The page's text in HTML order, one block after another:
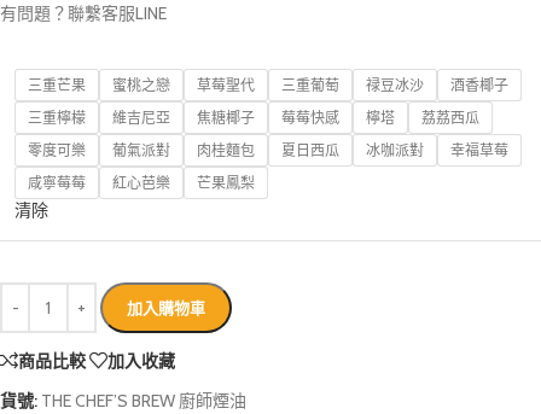
有問題？聯繫客服LINE
三重芒果 蜜桃之戀 草莓聖代 三重葡萄 禄豆冰沙
酒香椰子
三重檸檬
維吉尼亞 焦糖椰子 莓莓快感 檸塔
荔荔西瓜
零度可樂
葡氣派對 肉桂麵包 夏日西瓜 冰咖派對
幸福草莓
咸寧莓莓
紅心芭樂 芒果鳳梨
清除
加入購物車
商品比較
加入收藏
貨號: THE CHEF’S BREW 廚師煙油